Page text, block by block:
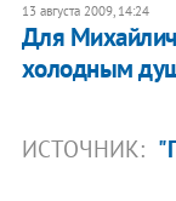
13 августа 2009, 14:24
Для
холодным
ИСТОЧНИК: